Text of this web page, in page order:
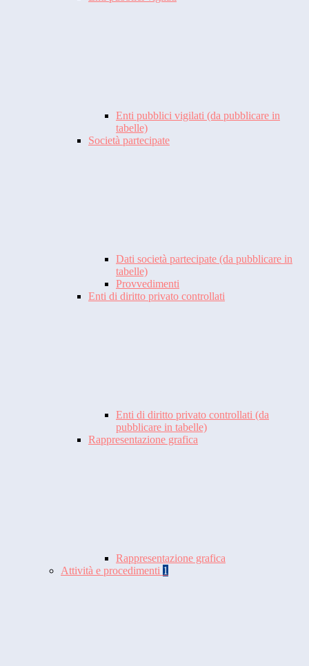
Enti pubblici vigilati (da pubblicare in
tabelle)
Società partecipate
Dati società partecipate (da pubblicare in
tabelle)
Provvedimenti
Enti di diritto privato controllati
Enti di diritto privato controllati (da
pubblicare in tabelle)
Rappresentazione grafica
Rappresentazione grafica
Attività e procedimenti 1